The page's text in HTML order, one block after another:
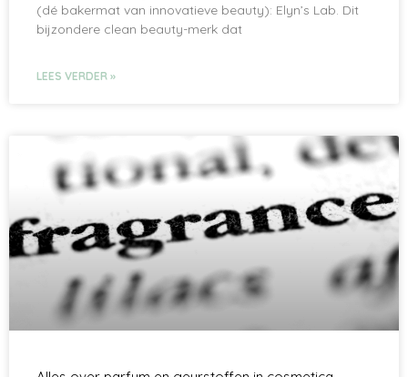
(dé bakermat van innovatieve beauty): Elyn’s Lab. Dit
bijzondere clean beauty-merk dat
LEES VERDER »